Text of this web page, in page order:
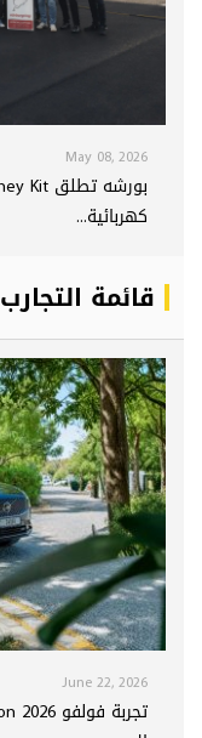
May 08, 2026
كهربائية...
قائمة التجارب
June 22, 2026